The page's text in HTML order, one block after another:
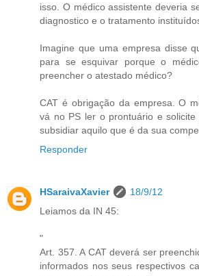
isso. O médico assistente deveria
diagnostico e o tratamento
Imagine que uma empresa disse
para se esquivar porque o
preencher o atestado médico?
CAT é obrigação da empresa. O
vá no PS ler o prontuário e
subsidiar aquilo que é da sua
Responder
HSaraivaXavier
18/9/12
Leiamos da IN 45:
"
Art. 357. A CAT deverá ser
informados nos seus respectivos